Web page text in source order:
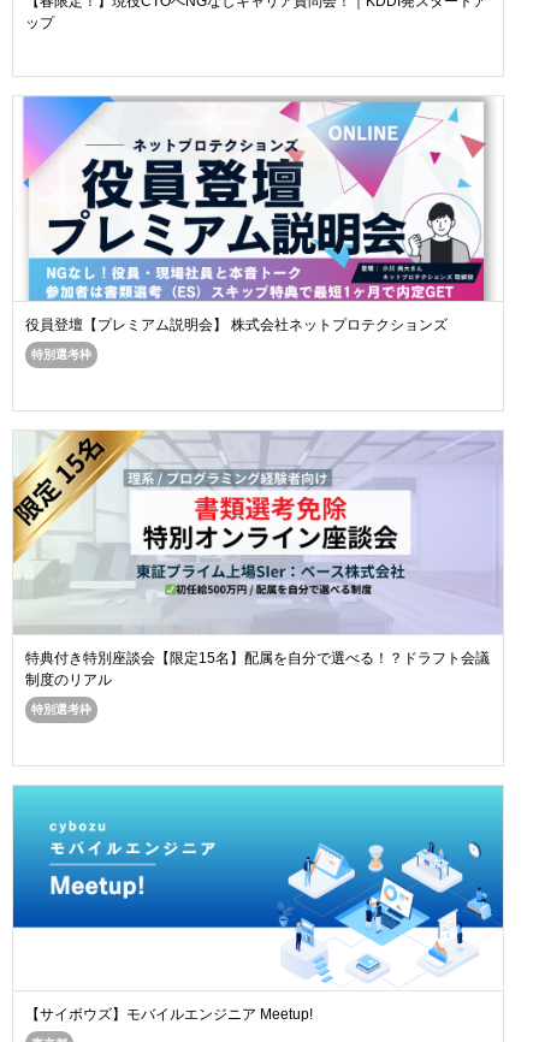
ップ
役員登壇【プレミアム説明会】 株式会社ネットプロテクションズ
特別選考枠
特典付き特別座談会【限定15名】配属を自分で選べる！？ドラフト会議
制度のリアル
特別選考枠
【サイボウズ】モバイルエンジニア Meetup!